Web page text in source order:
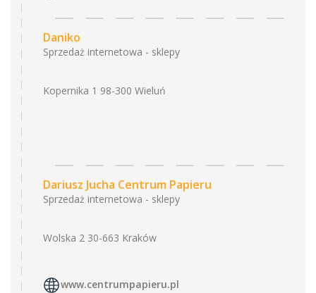
Daniko
Sprzedaż internetowa - sklepy
Kopernika 1 98-300 Wieluń
Dariusz Jucha Centrum Papieru
Sprzedaż internetowa - sklepy
Wolska 2 30-663 Kraków
www.centrumpapieru.pl